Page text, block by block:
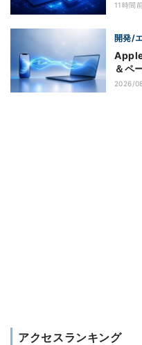
11時間前
開発/
＆ペ
2026/
アクセスランキング